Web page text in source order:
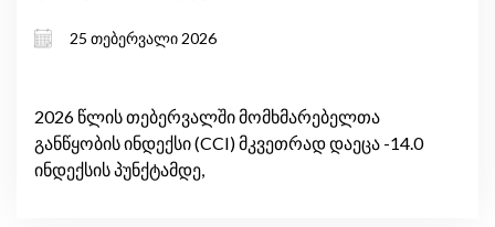
25 თებერვალი 2026
2026 წლის თებერვალში მომხმარებელთა
განწყობის ინდექსი (CCI) მკვეთრად დაეცა -14.0
ინდექსის პუნქტამდე,